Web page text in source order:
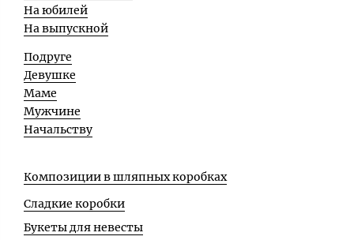
На юбилей
На выпускной
Подруге
Девушке
Маме
Мужчине
Начальству
Композиции в шляпных коробках
Сладкие коробки
Букеты для невесты